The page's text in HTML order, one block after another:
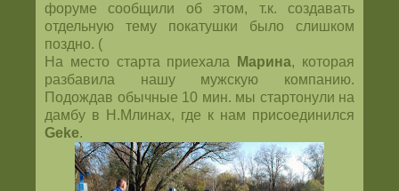
форуме сообщили об этом, т.к. создавать
отдельную тему покатушки было слишком
поздно. (
На место старта приехала
Марина, которая
разбавила нашу мужскую компанию.
Подождав обычные 10 мин. мы стартонули на
дамбу в Н.Млинах, где к нам присоединился
Geke.